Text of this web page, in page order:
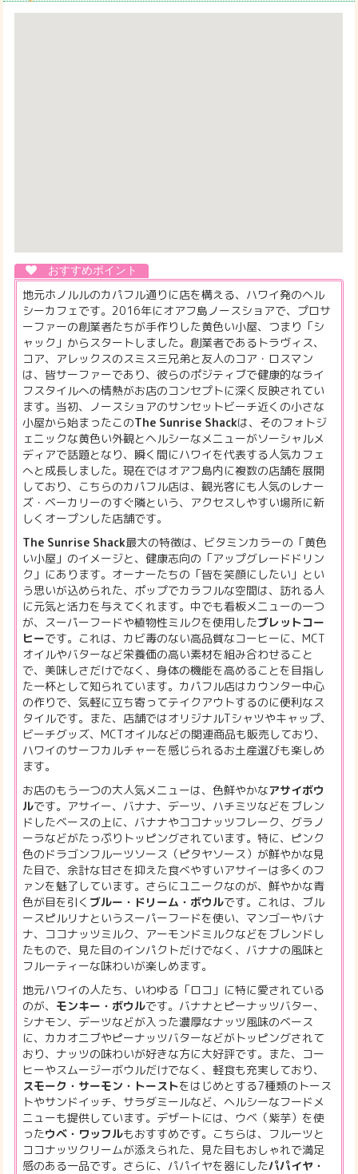
地元ホノルルのカパフル通りに店を構える、ハワイ発のヘル
シーカフェです。2016年にオアフ島ノースショアで、プロサ
ーファーの創業者たちが手作りした黄色い小屋、つまり「シ
ャック」からスタートしました。創業者であるトラヴィス、
コア、アレックスのスミス三兄弟と友人のコア・ロスマン
は、皆サーファーであり、彼らのポジティブで健康的なライ
フスタイルへの情熱がお店のコンセプトに深く反映されてい
ます。当初、ノースショアのサンセットビーチ近くの小さな
小屋から始まったこのThe Sunrise Shackは、そのフォトジ
ェニックな黄色い外観とヘルシーなメニューがソーシャルメ
ディアで話題となり、瞬く間にハワイを代表する人気カフェ
へと成長しました。現在ではオアフ島内に複数の店舗を展開
しており、こちらのカパフル店は、観光客にも人気のレナー
ズ・ベーカリーのすぐ隣という、アクセスしやすい場所に新
しくオープンした店舗です。
The Sunrise Shack最大の特徴は、ビタミンカラーの「黄色
い小屋」のイメージと、健康志向の「アップグレードドリン
ク」にあります。オーナーたちの「皆を笑顔にしたい」とい
う思いが込められた、ポップでカラフルな空間は、訪れる人
に元気と活力を与えてくれます。中でも看板メニューの一つ
が、スーパーフードや植物性ミルクを使用したブレットコー
ヒーです。これは、カビ毒のない高品質なコーヒーに、MCT
オイルやバターなど栄養価の高い素材を組み合わせること
で、美味しさだけでなく、身体の機能を高めることを目指し
た一杯として知られています。カパフル店はカウンター中心
の作りで、気軽に立ち寄ってテイクアウトするのに便利なス
タイルです。また、店舗ではオリジナルTシャツやキャップ、
ビーチグッズ、MCTオイルなどの関連商品も販売しており、
ハワイのサーフカルチャーを感じられるお土産選びも楽しめ
ます。
お店のもう一つの大人気メニューは、色鮮やかなアサイボウ
ルです。アサイー、バナナ、デーツ、ハチミツなどをブレン
ドしたベースの上に、バナナやココナッツフレーク、グラノ
ーラなどがたっぷりトッピングされています。特に、ピンク
色のドラゴンフルーツソース（ピタヤソース）が鮮やかな見
た目で、余計な甘さを抑えた食べやすいアサイーは多くのフ
ァンを魅了しています。さらにユニークなのが、鮮やかな青
色が目を引く ブルー・ドリーム・ボウルです。これは、ブル
ースピルリナというスーパーフードを使い、マンゴーやバナ
ナ、ココナッツミルク、アーモンドミルクなどをブレンドし
たもので、見た目のインパクトだけでなく、バナナの風味と
フルーティーな味わいが楽しめます。
地元ハワイの人たち、いわゆる「ロコ」に特に愛されている
のが、 モンキー・ボウルです。バナナとピーナッツバター、
シナモン、デーツなどが入った濃厚なナッツ風味のベース
に、カカオニブやピーナッツバターなどがトッピングされて
おり、ナッツの味わいが好きな方に大好評です。また、コー
ヒーやスムージーボウルだけでなく、軽食も充実しており、
スモーク・サーモン・トーストをはじめとする7種類のトース
トやサンドイッチ、サラダミールなど、ヘルシーなフードメ
ニューも提供しています。デザートには、ウベ（紫芋）を使
ったウベ・ワッフルもおすすめです。こちらは、フルーツと
ココナッツクリームが添えられた、見た目もおしゃれで満足
感のある一品です。さらに、パパイヤを器にしたパパイヤ・